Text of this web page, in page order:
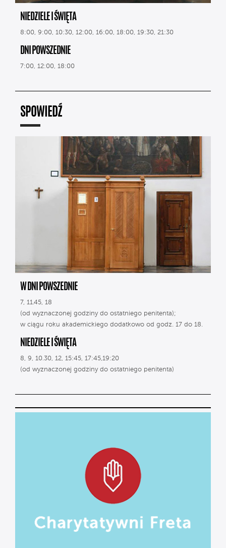
NIEDZIELE I ŚWIĘTA
8:00, 9:00, 10:30, 12:00, 16:00, 18:00, 19:30, 21:30
DNI POWSZEDNIE
7:00, 12:00, 18:00
SPOWIEDŹ
W DNI POWSZEDNIE
7, 11.45, 18
(od wyznaczonej godziny do ostatniego penitenta);
w ciągu roku akademickiego dodatkowo od godz. 17 do 18.
NIEDZIELE I ŚWIĘTA
8, 9, 10.30, 12, 15:45, 17:45,19:20
(od wyznaczonej godziny do ostatniego penitenta)